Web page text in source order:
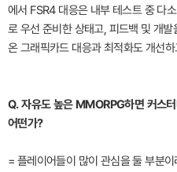
에서 FSR4 대응은 내부 테스트 중 다
로 우선 준비한 상태고, 피드백 및 개
온 그래픽카드 대응과 최적화도 개선
Q. 자유도 높은 MMORPG하면 커스
어떤가?
= 플레이어들이 많이 관심을 둘 부분